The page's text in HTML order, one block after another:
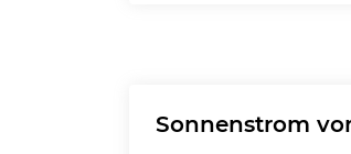
Sonnenstrom